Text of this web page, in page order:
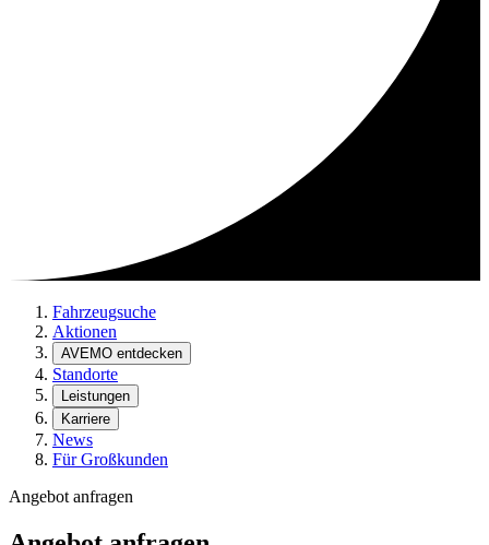
Fahrzeugsuche
Aktionen
AVEMO entdecken
Standorte
Leistungen
Karriere
News
Für Großkunden
Angebot anfragen